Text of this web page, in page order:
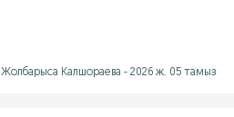
Жолбарыса Калшораева - 2026 ж. 05 тамыз